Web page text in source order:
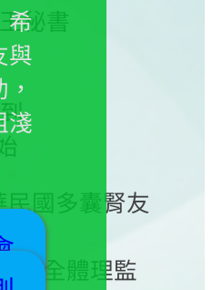
希
與
淺
秘書
國多囊腎友
暨全體理監